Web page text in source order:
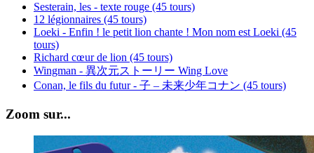
Sesterain, les - texte rouge (45 tours)
12 légionnaires (45 tours)
Loeki - Enfin ! le petit lion chante ! Mon nom est Loeki (45
tours)
Richard cœur de lion (45 tours)
Wingman - 異次元ストーリー Wing Love
Conan, le fils du futur - 子 – 未来少年コナン (45 tours)
Zoom sur...